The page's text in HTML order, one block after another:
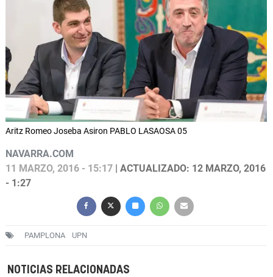
Aritz Romeo Joseba Asiron PABLO LASAOSA 05
NAVARRA.COM
11 MARZO, 2016 - 15:17 | ACTUALIZADO: 12 MARZO, 2016
- 1:27
PAMPLONA UPN
NOTICIAS RELACIONADAS